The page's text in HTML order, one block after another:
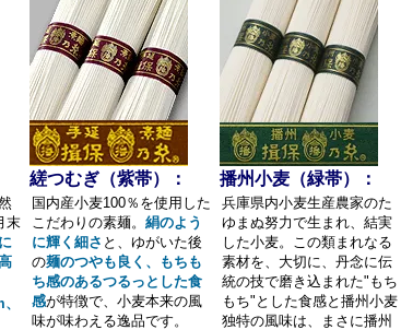
末
縒つむぎ（紫帯）：
国内産小麦100％を使用した
こだわりの素麺。 絹のよう
に輝く細さ と、ゆがいた後
の麺のつやも良く、もちも
ち感のあるつるっとした食
感が特徴で、小麦本来の風
味が味わえる逸品です。
播州小麦（緑帯）：
兵庫県内小麦生産農家のた
ゆまぬ努力で生まれ、結実
した小麦。この類まれなる
素材を、大切に、丹念に伝
統の技で磨き込まれた"もち
もち"とした食感と播州小麦
独特の風味は、まさに播州